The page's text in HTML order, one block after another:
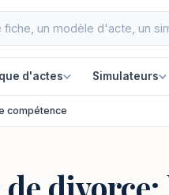
d'actes Simulateurs
compétence